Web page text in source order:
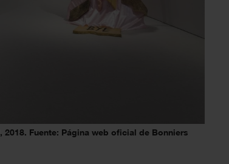
Fuente: Página web oficial de Bonniers